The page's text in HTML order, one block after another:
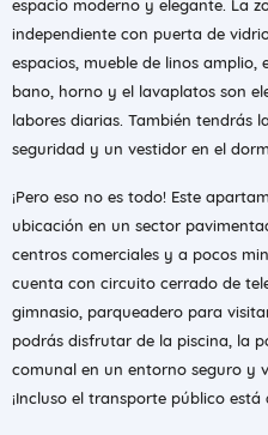
espacio moderno y elegante. La
independiente con puerta de
espacios, mueble de linos
bano, horno y el lavaplatos son
labores diarias. También tendrás
seguridad y un vestidor en el
¡Pero eso no es todo! Este
ubicación en un sector
centros comerciales y a pocos
cuenta con circuito cerrado de
gimnasio, parqueadero para
podrás disfrutar de la piscina, la
comunal en un entorno seguro y
¡Incluso el transporte público